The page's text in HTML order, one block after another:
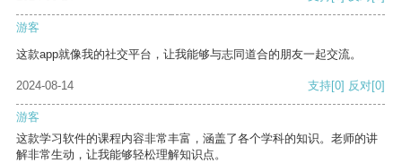
游客
这款app就像我的社交平台，让我能够与志同道合的朋友一起交流。
2024-08-14 支持[0] 反对[0]
游客
这款学习软件的课程内容非常丰富，涵盖了各个学科的知识。老师的讲
解非常生动，让我能够轻松理解知识点。